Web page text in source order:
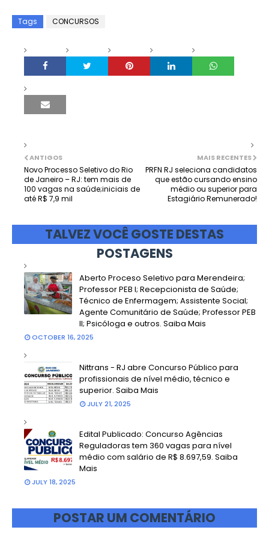
Tags CONCURSOS
MAIS RECENTES
PRFN RJ seleciona candidatos
que estão cursando ensino
médio ou superior para
Estagiário Remunerado!
ANTIGOS
Novo Processo Seletivo do Rio
de Janeiro – RJ: tem mais de
100 vagas na saúde;iniciais de
até R$ 7,9 mil
TALVEZ VOCÊ GOSTE DESTAS
POSTAGENS
Aberto Proceso Seletivo para Merendeira;
Professor PEB I; Recepcionista de Saúde;
Técnico de Enfermagem; Assistente Social;
Agente Comunitário de Saúde; Professor PEB
II; Psicóloga e outros. Saiba Mais
OCTOBER 16, 2025
Nittrans - RJ abre Concurso Público para
profissionais de nível médio, técnico e
superior. Saiba Mais
JULY 21, 2025
Edital Publicado: Concurso Agências
Reguladoras tem 360 vagas para nível
médio com salário de R$ 8.697,59. Saiba
Mais
JULY 18, 2025
POSTAR UM COMENTÁRIO